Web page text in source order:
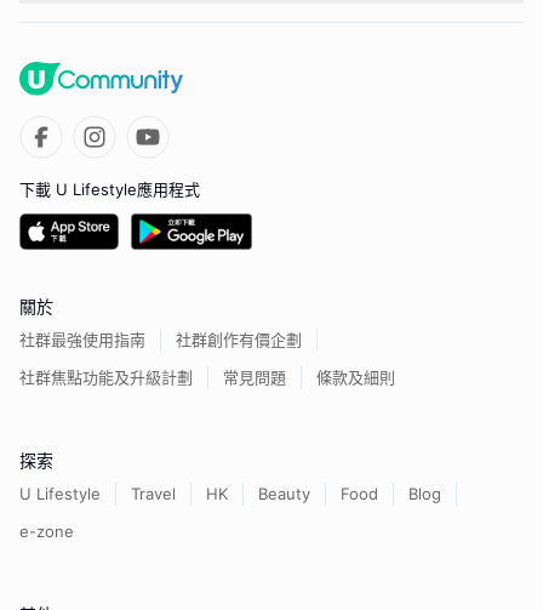
下載 U Lifestyle應用程式
關於
社群最強使用指南
社群創作有價企劃
社群焦點功能及升級計劃
常見問題 條款及細則
探索
U Lifestyle Travel HK Beauty Food
Blog
e-zone